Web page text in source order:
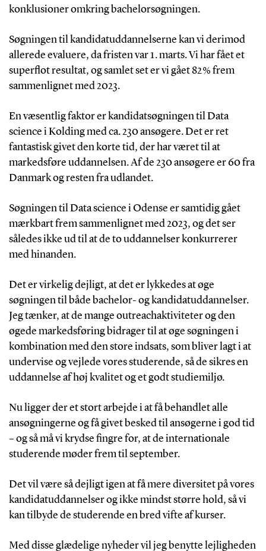
konklusioner omkring bachelorsøgningen.
Søgningen til kandidatuddannelserne kan vi derimod
allerede evaluere, da fristen var 1. marts. Vi har fået et
superflot resultat, og samlet set er vi gået 82 % frem
sammenlignet med 2023.
En væsentlig faktor er kandidatsøgningen til Data
science i Kolding med ca. 230 ansøgere. Det er ret
fantastisk givet den korte tid, der har været til at
markedsføre uddannelsen. Af de 230 ansøgere er 60 fra
Danmark og resten fra udlandet.
Søgningen til Data science i Odense er samtidig gået
mærkbart frem sammenlignet med 2023, og det ser
således ikke ud til at de to uddannelser konkurrerer
med hinanden.
Det er virkelig dejligt, at det er lykkedes at øge
søgningen til både bachelor- og kandidatuddannelser.
Jeg tænker, at de mange outreachaktiviteter og den
øgede markedsføring bidrager til at øge søgningen i
kombination med den store indsats, som bliver lagt i at
undervise og vejlede vores studerende, så de sikres en
uddannelse af høj kvalitet og et godt studiemiljø.
Nu ligger der et stort arbejde i at få behandlet alle
ansøgningerne og få givet besked til ansøgerne i god tid
– og så må vi krydse fingre for, at de internationale
studerende møder frem til september.
Det vil være så dejligt igen at få mere diversitet på vores
kandidatuddannelser og ikke mindst større hold, så vi
kan tilbyde de studerende en bred vifte af kurser.
Med disse glædelige nyheder vil jeg benytte lejligheden